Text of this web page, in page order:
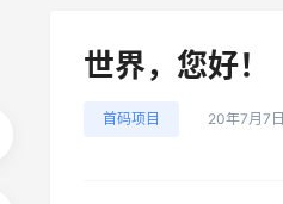
世界，您好！
首码项目 20年7月7日